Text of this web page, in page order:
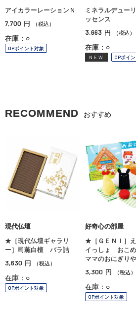
アイカラーレーションＮ
7,700 円 （税込）
在庫：○
OPポイント対象
ミネラルデュー
ッセンス
3,663 円 （税込）
在庫：○
NEW OPポイ
RECOMMEND おすすめ
現代仏壇
★［現代仏壇ギャラリ
ー］司薫白檀 バラ詰
3,630 円 （税込）
在庫：○
OPポイント対象
好奇心の部屋
★［ＧＥＮＩ］
イっしょ おこめ
ママのおにぎり
3,300 円 （税込）
在庫：○
OPポイント対象